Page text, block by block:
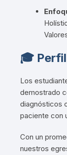
🎓
Los
demostrado
diagnósticos
paciente con
Con un
nuestros